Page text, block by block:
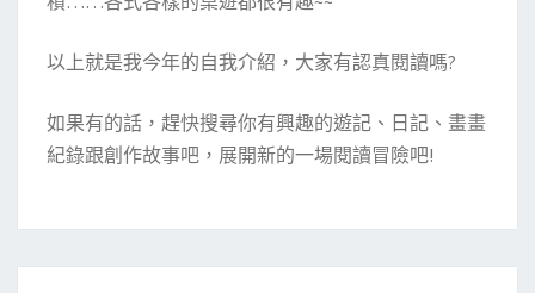
以上就是我今年的自我介紹，大家有認真閱讀嗎?
如果有的話，趕快搜尋你有興趣的遊記、日記、畫畫
紀錄跟創作故事吧，展開新的一場閱讀冒險吧!